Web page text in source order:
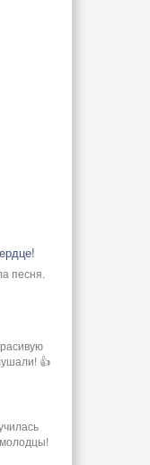
песня.
👍